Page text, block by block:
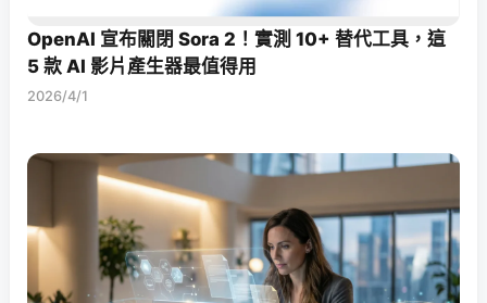
OpenAI 宣布關閉 Sora 2！實測 10+ 替代工具，這
5 款 AI 影片產生器最值得用
2026/4/1